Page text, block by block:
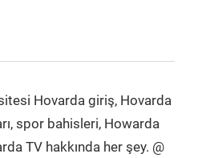
Hovarda giriş, Hovarda
spor bahisleri, Howarda
TV hakkında her şey. @